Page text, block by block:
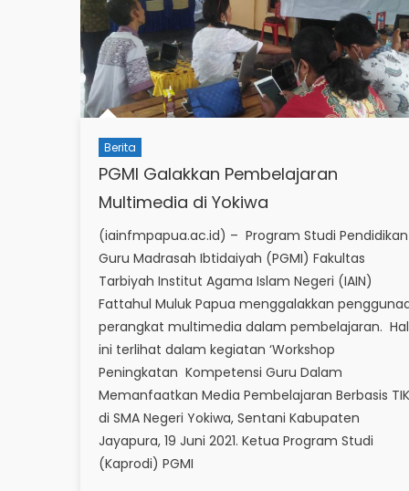
Berita
PGMI Galakkan Pembelajaran
Multimedia di Yokiwa
(iainfmpapua.ac.id) – Program Studi Pendidikan
Guru Madrasah Ibtidaiyah (PGMI) Fakultas
Tarbiyah Institut Agama Islam Negeri (IAIN)
Fattahul Muluk Papua menggalakkan
perangkat multimedia dalam pembelajaran. Hal
ini terlihat dalam kegiatan ‘Workshop
Peningkatan Kompetensi Guru Dalam
Memanfaatkan Media Pembelajaran Berbasis
di SMA Negeri Yokiwa, Sentani Kabupaten
Jayapura, 19 Juni 2021. Ketua Program Studi
(Kaprodi) PGMI